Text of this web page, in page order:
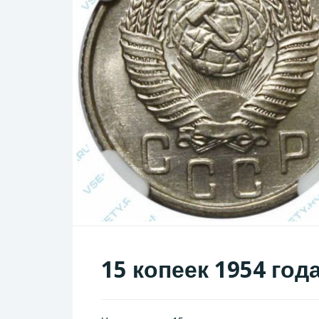
15 копеек 1954